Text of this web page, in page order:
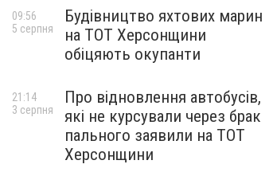
Будівництво яхтових марин
на ТОТ Херсонщини
обіцяють окупанти
09:56
5 серпня
Про відновлення автобусів,
які не курсували через брак
пального заявили на ТОТ
Херсонщини
21:14
3 серпня